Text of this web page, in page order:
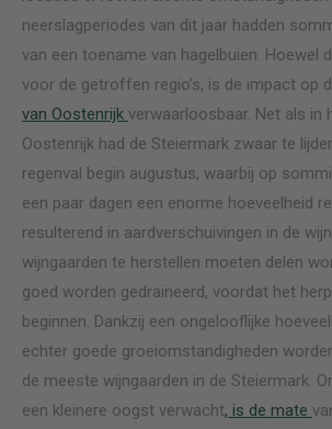
neerslagperiodes van dit jaar hadden
van een toename van hagelbuien. Hoewel
voor de getroffen regio’s, is de impact op
van Oostenrijk verwaarloosbaar. Net als in
Oostenrijk had de Steiermark zwaar te
regenval begin augustus, waarbij op
een paar dagen een enorme hoeveelheid
resulterend in aardverschuivingen in de
wijngaarden te herstellen moeten delen
goed worden gedraineerd, voordat het
beginnen. Dankzij een ongelooflijke
echter goede groeiomstandigheden
de meeste wijngaarden in de Steiermark.
een kleinere oogst verwacht, is de mate